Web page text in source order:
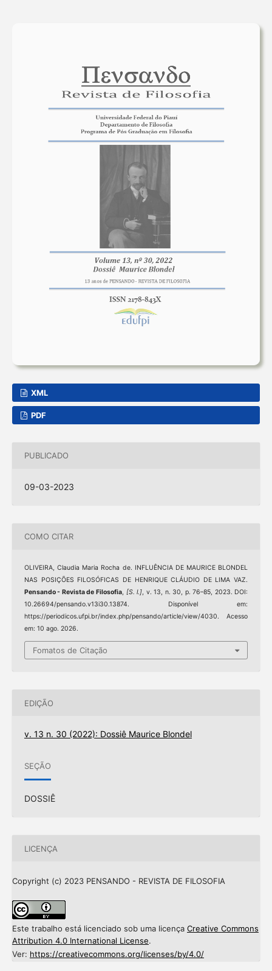
XML
PDF
PUBLICADO
09-03-2023
COMO CITAR
OLIVEIRA, Claudia Maria Rocha de. INFLUÊNCIA DE MAURICE BLONDEL
NAS POSIÇÕES FILOSÓFICAS DE HENRIQUE CLÁUDIO DE LIMA VAZ.
Pensando - Revista de Filosofia, [S. l.], v. 13, n. 30, p. 76–85, 2023. DOI:
10.26694/pensando.v13i30.13874. Disponível em:
https://periodicos.ufpi.br/index.php/pensando/article/view/4030. Acesso
em: 10 ago. 2026.
Fomatos de Citação
EDIÇÃO
v. 13 n. 30 (2022): Dossiê Maurice Blondel
SEÇÃO
DOSSIÊ
LICENÇA
Copyright (c) 2023 PENSANDO - REVISTA DE FILOSOFIA
Este trabalho está licenciado sob uma licença Creative Commons
Attribution 4.0 International License.
Ver: https://creativecommons.org/licenses/by/4.0/